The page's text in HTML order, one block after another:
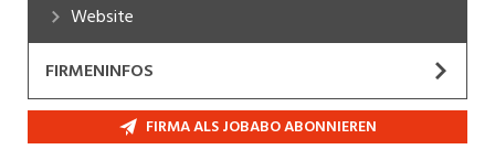
Website
FIRMENINFOS
Forster Willi develops and produces embroidery
for haute couture and prêt-à-porter. While the
FIRMA ALS JOBABO ABONNIEREN